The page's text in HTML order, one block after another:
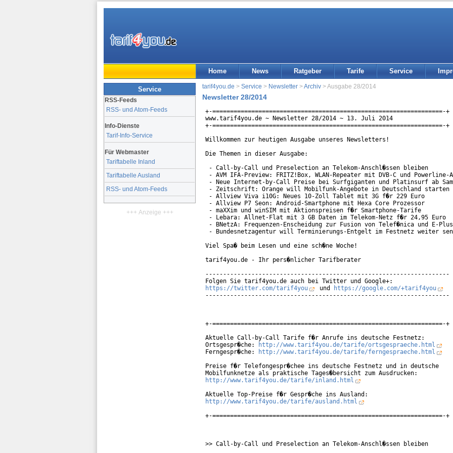
Home News Ratgeber Tarife Service
Service
RSS-Feeds
RSS- und Atom-Feeds
Info-Dienste
Tarif-Info-Service
Für Webmaster
Tariftabelle Inland
Tariftabelle Ausland
RSS- und Atom-Feeds
+++ Anzeige +++
tarif4you.de > Service > Newsletter > Archiv > Ausgabe 28/2014
Newsletter 28/2014
+-=================================================================-+
www.tarif4you.de ~ Newsletter 28/2014 ~ 13. Juli 2014
+-=================================================================-+
Willkommen zur heutigen Ausgabe unseres Newsletters!
Die Themen in dieser Ausgabe:
- Call-by-Call und Preselection an Telekom-Anschl�ssen bleiben
- AVM IFA-Preview: FRITZ!Box, WLAN-Repeater mit DVB-C und Powerline-
- Neue Internet-by-Call Preise bei Surfgiganten und Platinsurf ab
- Zeitschrift: Orange will Mobilfunk-Angebote in Deutschland starten
- Allview Viva i10G: Neues 10-Zoll Tablet mit 3G f�r 229 Euro
- Allview P7 Seon: Android-Smartphone mit Hexa Core Prozessor
- maXXim und winSIM mit Aktionspreisen f�r Smartphone-Tarife
- Lebara: Allnet-Flat mit 3 GB Daten im Telekom-Netz f�r 24,95 Euro
- BNetzA: Frequenzen-Enscheidung zur Fusion von Telef�nica und E-Plus
- Bundesnetzagentur will Terminierungs-Entgelt im Festnetz weiter
Viel Spa� beim Lesen und eine sch�ne Woche!
tarif4you.de - Ihr pers�nlicher Tarifberater
---------------------------------------------------------------------
https://twitter.com/tarif4you
und
https://google.com/+tarif4you
---------------------------------------------------------------------
+-=================================================================-+
Aktuelle Call-by-Call Tarife f�r Anrufe ins deutsche Festnetz:
Ortsgespr�che:
http://www.tarif4you.de/tarife/ortsgespraeche.html
Ferngespr�che:
http://www.tarif4you.de/tarife/ferngespraeche.html
Preise f�r Telefongespr�chee ins deutsche Festnetz und in deutsche
http://www.tarif4you.de/tarife/inland.html
http://www.tarif4you.de/tarife/ausland.html
+-=================================================================-+
>> Call-by-Call und Preselection an Telekom-Anschl�ssen bleiben